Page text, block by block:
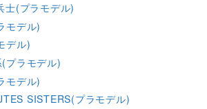
士(プラモデル)
モデル)
デル)
プラモデル)
モデル)
SISTERS(プラモデル)